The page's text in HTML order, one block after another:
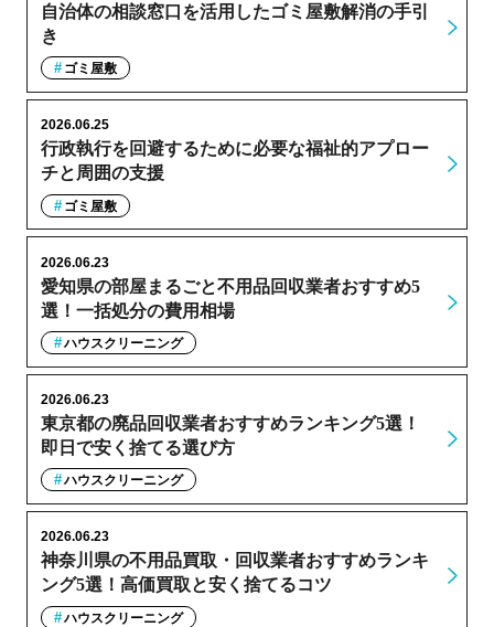
自治体の相談窓口を活用したゴミ屋敷解消の手引
き
ゴミ屋敷
行政執行を回避するために必要な福祉的アプロー
チと周囲の支援
2026.06.25
ゴミ屋敷
愛知県の部屋まるごと不用品回収業者おすすめ5
選！一括処分の費用相場
2026.06.23
ハウスクリーニング
東京都の廃品回収業者おすすめランキング5選！
即日で安く捨てる選び方
2026.06.23
ハウスクリーニング
神奈川県の不用品買取・回収業者おすすめランキ
ング5選！高価買取と安く捨てるコツ
2026.06.23
ハウスクリーニング